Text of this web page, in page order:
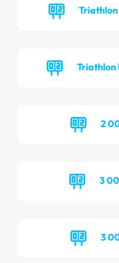
Triathlon
Triathlon
2
3
3